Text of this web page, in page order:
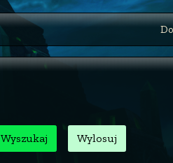
Wyszukaj Wylosuj